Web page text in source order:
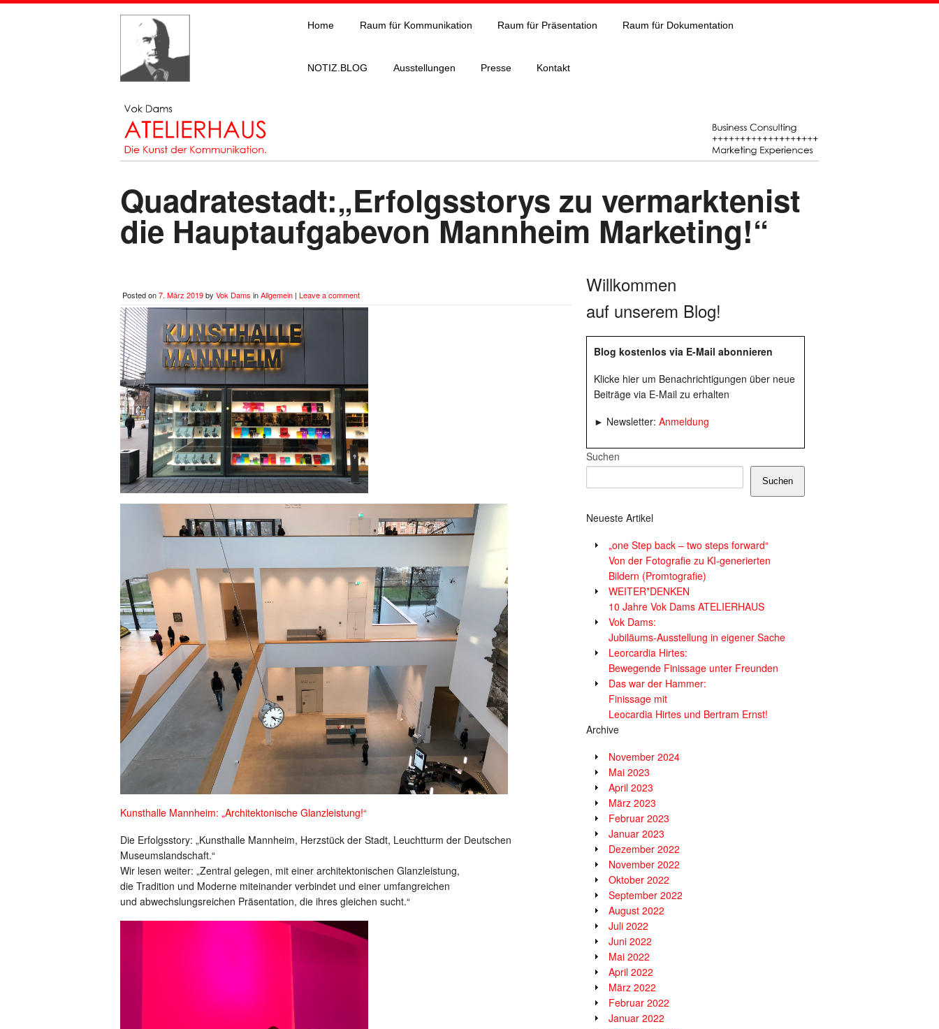
Home Raum für Kommunikation Raum für Präsentation Raum für Dokumentation
NOTIZ.BLOG Ausstellungen Presse Kontakt
Quadratestadt:„Erfolgsstorys zu vermarktenist
die Hauptaufgabevon Mannheim Marketing!“
Posted on7. März 2019by Vok Dams inAllgemein | Leave a comment
Kunsthalle Mannheim: „Architektonische Glanzleistung!“
Die Erfolgsstory: „Kunsthalle Mannheim, Herzstück der Stadt, Leuchtturm der Deutschen
Museumslandschaft.“
Wir lesen weiter: „Zentral gelegen, mit einer architektonischen Glanzleistung,
die Tradition und Moderne miteinander verbindet und einer umfangreichen
und abwechslungsreichen Präsentation, die ihres gleichen sucht.“
Willkommen
auf unserem Blog!
Blog kostenlos via E-Mail abonnieren
Klicke hier um Benachrichtigungen über neue
Beiträge via E-Mail zu erhalten
► Newsletter: Anmeldung
Suchen
Suchen
Neueste Artikel
„one Step back – two steps forward“
Von der Fotografie zu KI-generierten
Bildern (Promtografie)
WEITER*DENKEN
10 Jahre Vok Dams ATELIERHAUS
Vok Dams:
Jubiläums-Ausstellung in eigener Sache
Leorcardia Hirtes:
Bewegende Finissage unter Freunden
Das war der Hammer:
Finissage mit
Leocardia Hirtes und Bertram Ernst!
Archive
November 2024
Mai 2023
April 2023
März 2023
Februar 2023
Januar 2023
Dezember 2022
November 2022
Oktober 2022
September 2022
August 2022
Juli 2022
Juni 2022
Mai 2022
April 2022
März 2022
Februar 2022
Januar 2022